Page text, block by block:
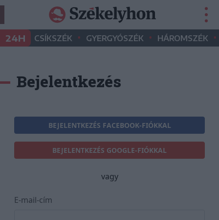
24H CSÍKSZÉK • GYERGYÓSZÉK • HÁROMSZÉK •
Bejelentkezés
BEJELENTKEZÉS FACEBOOK-FIÓKKAL
BEJELENTKEZÉS GOOGLE-FIÓKKAL
vagy
E-mail-cím